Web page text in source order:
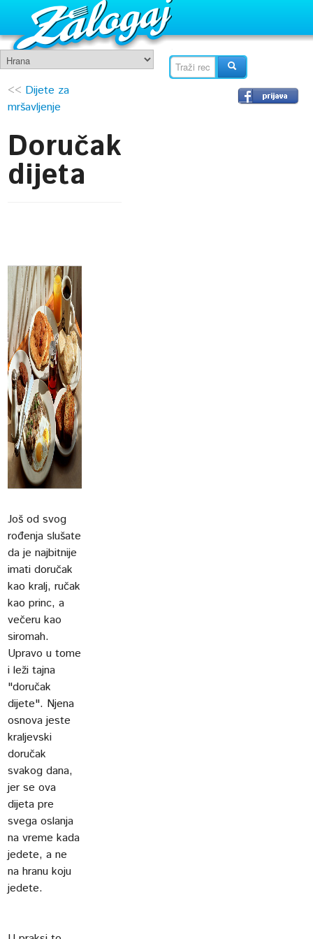
<< Dijete za
mršavljenje
Doručak
dijeta
Još od svog
rođenja slušate
da je najbitnije
imati doručak
kao kralj, ručak
kao princ, a
večeru kao
siromah.
Upravo u tome
i leži tajna
"doručak
dijete". Njena
osnova jeste
kraljevski
doručak
svakog dana,
jer se ova
dijeta pre
svega oslanja
na vreme kada
jedete, a ne
na hranu koju
jedete.